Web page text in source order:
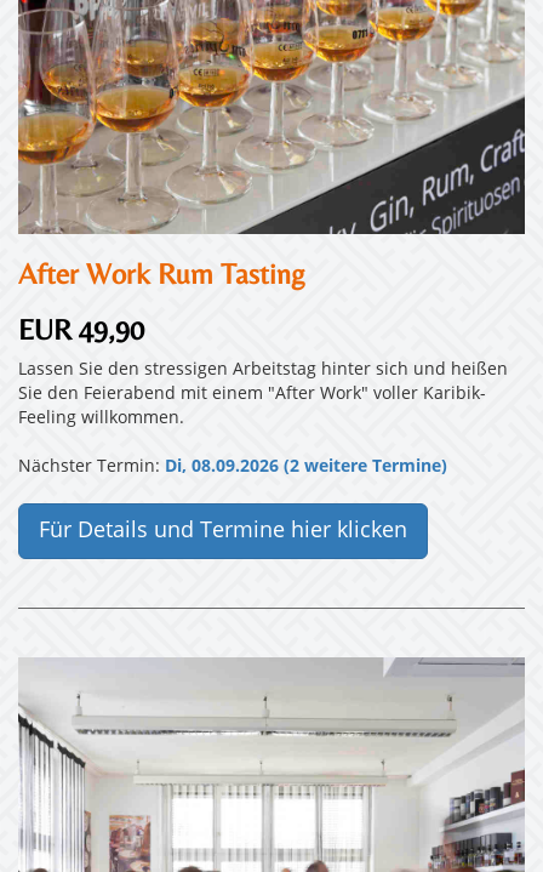
After Work Rum Tasting
EUR 49,90
Lassen Sie den stressigen Arbeitstag hinter sich und heißen
Sie den Feierabend mit einem "After Work" voller Karibik-
Feeling willkommen.
Nächster Termin: Di, 08.09.2026 (2 weitere Termine)
Für Details und Termine hier klicken